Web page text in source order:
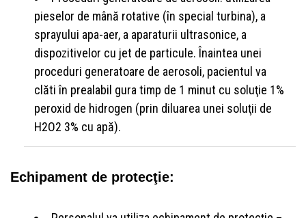
pieselor de mână rotative (în special turbina), a
sprayului apa-aer, a aparaturii ultrasonice, a
dispozitivelor cu jet de particule. Înaintea unei
proceduri generatoare de aerosoli, pacientul va
clăti în prealabil gura timp de 1 minut cu soluţie 1%
peroxid de hidrogen (prin diluarea unei soluţii de
H2O2 3% cu apă).
Echipament de protecţie: